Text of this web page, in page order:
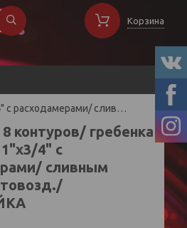
Корзина
Коллектор 8 контуров/ гребенка aqualink 1"х3/4" с расходамерами/ сливным краном/ автовозд./ нержавейка
контуров/ гребенка
4" с
сливным